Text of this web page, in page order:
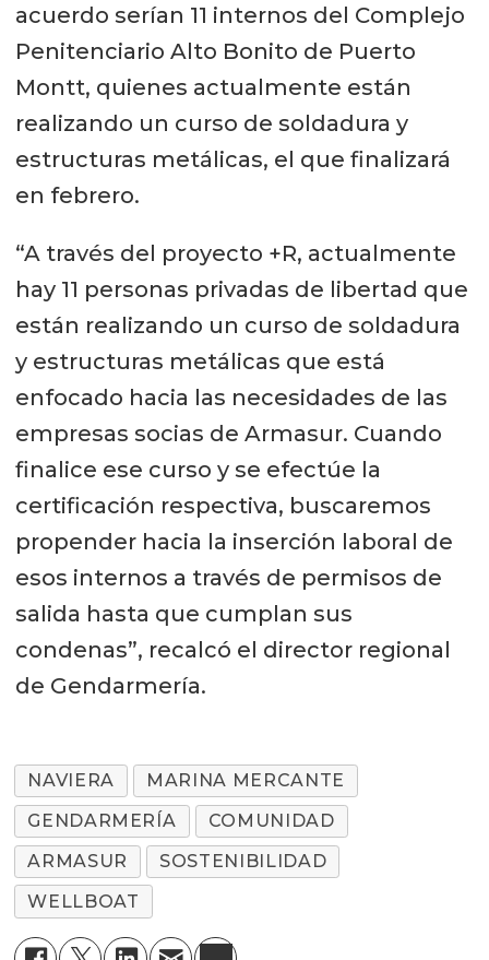
acuerdo serían 11 internos del Complejo
Penitenciario Alto Bonito de Puerto
Montt, quienes actualmente están
realizando un curso de soldadura y
estructuras metálicas, el que finalizará
en febrero.
“A través del proyecto +R, actualmente
hay 11 personas privadas de libertad que
están realizando un curso de soldadura
y estructuras metálicas que está
enfocado hacia las necesidades de las
empresas socias de Armasur. Cuando
finalice ese curso y se efectúe la
certificación respectiva, buscaremos
propender hacia la inserción laboral de
esos internos a través de permisos de
salida hasta que cumplan sus
condenas”, recalcó el director regional
de Gendarmería.
NAVIERA
MARINA MERCANTE
GENDARMERÍA
COMUNIDAD
ARMASUR
SOSTENIBILIDAD
WELLBOAT